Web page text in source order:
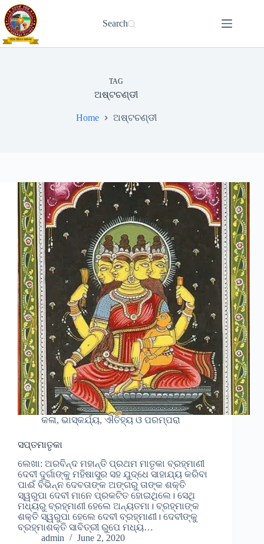
Skip
to
content
Search
TAG
ଅଷ୍ଟଚଣ୍ଡୀ
Home ଅଷ୍ଟଚଣ୍ଡୀ
କଳା, ଭାସ୍କର୍ଯ୍ୟ, ଐତିହ୍ୟ ଓ ପରମ୍ପରା
ସପ୍ତମାତୃକା
ଲେଖା: ଅରବିନ୍ଦ ମହାନ୍ତି ପ୍ରଥମ ମାତୃକା ବ୍ରହ୍ମାଣୀ
ଦେବୀ ଦୁର୍ଗାଙ୍କୁ ମହିଷାସୁର ସହ ଯୁଦ୍ଧେ ସାହାଯ୍ୟ କରିବା
ପାଈଁ ବିଭିନ୍ନ ଦେବତାଙ୍କ ଅଙ୍ଗରୁ ତାଙ୍କ ଶକ୍ତି
ସ୍ୱରୁପା ଦେବୀ ମାନେ ପ୍ରକଟିତ ହୋଇଥିଲେ। ସେଥି
ମଧ୍ୟରୁ ବ୍ରହ୍ମାଣୀ ହେଲେ ଅନ୍ୟତମା। ବ୍ରହ୍ମାଙ୍କ
ଶକ୍ତି ସ୍ୱରୁପା ହେଲେ ଦେବୀ ବ୍ରହ୍ମାଣୀ। ଦେବୀଙ୍କୁ
ବ୍ରହ୍ମାଶକ୍ତି ସାବିତ୍ରୀ ରୁପେ ମଧ୍ୟ…
admin
June 2, 2020